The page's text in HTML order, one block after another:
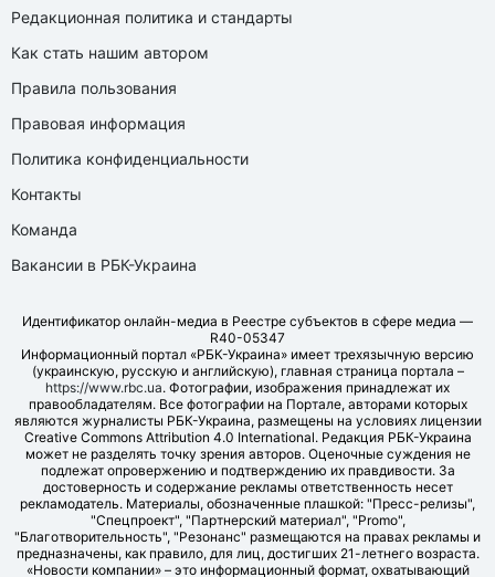
Редакционная политика и стандарты
Как стать нашим автором
Правила пользования
Правовая информация
Политика конфиденциальности
Контакты
Команда
Вакансии в РБК-Украина
Идентификатор онлайн-медиа в Реестре субъектов в сфере медиа —
R40-05347
Информационный портал «РБК-Украина» имеет трехязычную версию
(украинскую, русскую и английскую), главная страница портала –
https://www.rbc.ua. Фотографии, изображения принадлежат их
правообладателям. Все фотографии на Портале, авторами которых
являются журналисты РБК-Украина, размещены на условиях лицензии
Creative Commons Attribution 4.0 International. Редакция РБК-Украина
может не разделять точку зрения авторов. Оценочные суждения не
подлежат опровержению и подтверждению их правдивости. За
достоверность и содержание рекламы ответственность несет
рекламодатель. Материалы, обозначенные плашкой: "Пресс-релизы",
"Спецпроект", "Партнерский материал", "Promo",
"Благотворительность", "Резонанс" размещаются на правах рекламы и
предназначены, как правило, для лиц, достигших 21-летнего возраста.
«Новости компании» – это информационный формат, охватывающий